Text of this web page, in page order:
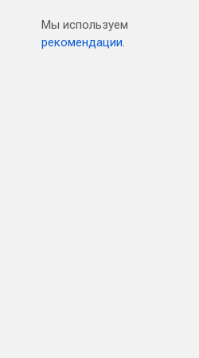
Мы используем
рекомендации.